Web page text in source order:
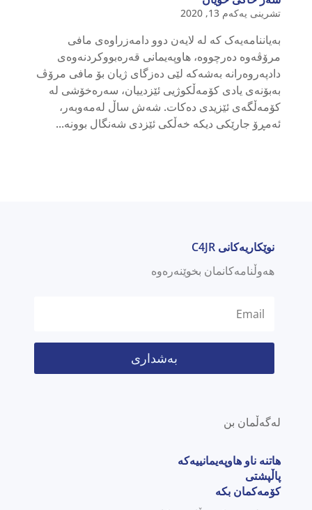
تشرینی یەکەم 13, 2020
بەیاننامەیەک کە لە لایەن دوو دامەزراوەی مافی
مرۆڤەوە دەرچووە، هاوپەیمانی قەرەبووکردنەوەی
دادپەروەرانە بەشەکە لێی دەزگای ژیان بۆ مافی مرۆڤ
بەبۆنەی یادی کۆمەڵکوژیی ئێزدییان، سەرەخۆشی لە
کۆمەڵگەی ئێزیدی دەکات. شەش ساڵ لەمەوبەر،
ئەمڕۆ جارێکی دیکە خەڵکی ئێزدی شەنگال بوونە...
نوێکاریەکانی C4JR
هەوڵنامەکانمان بخوێنەرەوە
بەشداری
لەگەڵمان بن
هاتنە ناو هاوپەیمانییەکە
پاڵپشتی
کۆمەکمان بکە